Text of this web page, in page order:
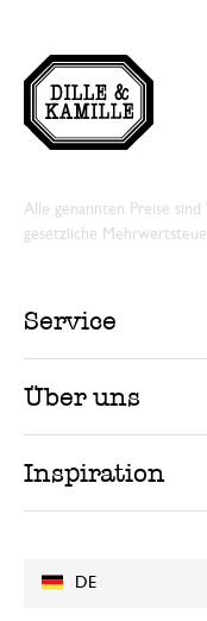
DE
Alle genannten Preise
gesetzliche
Service
Über uns
Inspiration